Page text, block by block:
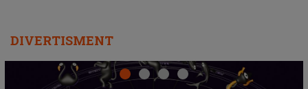
DIVERTISMENT